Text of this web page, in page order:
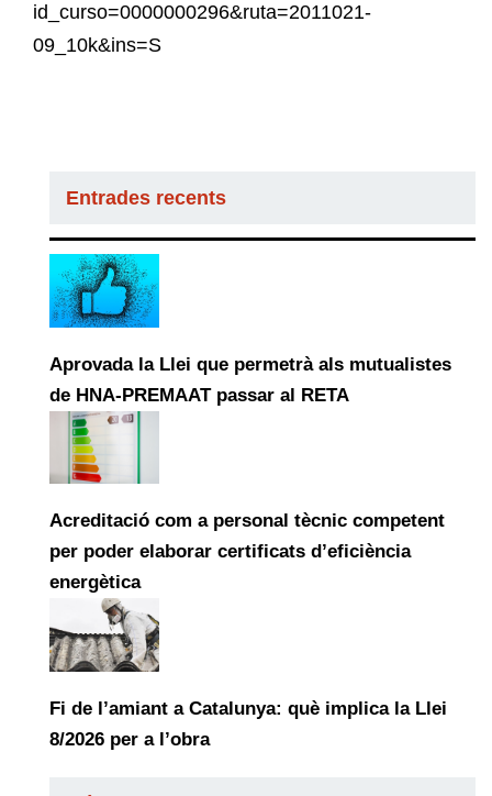
id_curso=0000000296&ruta=2011021-
09_10k&ins=S
Entrades recents
Aprovada la Llei que permetrà als mutualistes
de HNA-PREMAAT passar al RETA
Acreditació com a personal tècnic competent
per poder elaborar certificats d’eficiència
energètica
Fi de l’amiant a Catalunya: què implica la Llei
8/2026 per a l’obra